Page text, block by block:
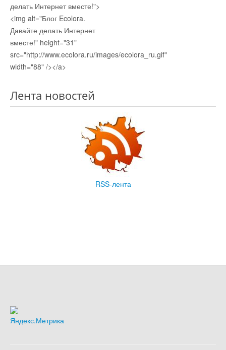
делать Интернет вместе!">
<img alt="Блог Ecolora.
Давайте делать Интернет
вместе!" height="31"
src="http://www.ecolora.ru/images/ecolora_ru.gif"
width="88" /></a>
Лента новостей
RSS-лента